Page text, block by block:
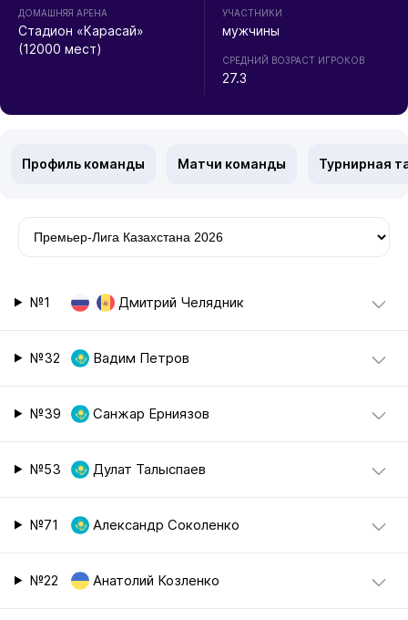
ДОМАШНЯЯ АРЕНА
Стадион «Карасай»
(12000 мест)
УЧАСТНИКИ
мужчины
СРЕДНИЙ ВОЗРАСТ ИГРОКОВ
27.3
Профиль команды Матчи команды Турнирная
№1 Дмитрий Челядник
№32 Вадим Петров
№39 Санжар Ерниязов
№53 Дулат Талыспаев
№71 Александр Соколенко
№22 Анатолий Козленко